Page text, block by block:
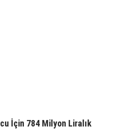
İçin 784 Milyon Liralık